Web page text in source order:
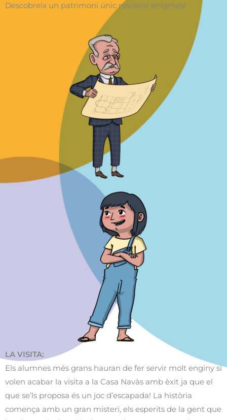
Descobreix un patrimoni únic resolent enigmes!
LA VISITA:
Els alumnes més grans hauran de fer servir molt enginy si
volen acabar la visita a la Casa Navàs amb èxit ja que el
que se’ls proposa és un joc d’escapada! La història
comença amb un gran misteri, els esperits de la gent que